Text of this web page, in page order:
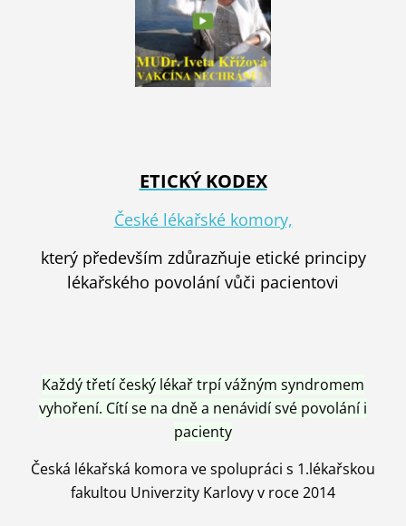
ETICKÝ KODEX
České lékařské komory,
který především zdůrazňuje etické principy
lékařského povolání vůči pacientovi
Každý třetí český lékař trpí vážným syndromem
vyhoření. Cítí se na dně a nenávidí své povolání i
pacienty
Česká lékařská komora ve spolupráci s 1.lékařskou
fakultou Univerzity Karlovy v roce 2014